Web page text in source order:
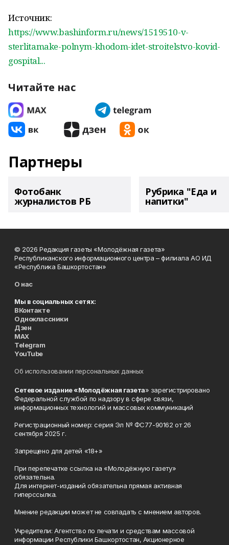
Источник:
https://www.bashinform.ru/news/1519510-v-
sterlitamake-polnym-khodom-idet-stroitelstvo-kovid-
gospital...
Читайте нас
Партнеры
Фотобанк
журналистов РБ
Рубрика "Еда и
напитки"
© 2026 Редакция газеты «Молодёжная газета»
Республиканского информационного центра – филиала АО ИД
«Республика Башкортостан»
О нас
Мы в социальных сетях:
ВКонтакте
Одноклассники
Дзен
MAX
Telegram
YouTube
Об использовании персональных данных
Сетевое издание «Молодёжная газета» зарегистрировано
Федеральной службой по надзору в сфере связи,
информационных технологий и массовых коммуникаций
Регистрационный номер: серия Эл № ФС77-90162 от 26
сентября 2025 г.
Запрещено для детей «18+»
При перепечатке ссылка на «Молодёжную газету»
обязательна.
Для интернет-изданий обязательна прямая активная
гиперссылка.
Мнение редакции может не совпадать с мнением авторов.
Учредители: Агентство по печати и средствам массовой
информации Республики Башкортостан, Акционерное